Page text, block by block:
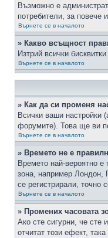
Възможно е
потребители, за повече
Върнете се в началото
» Какво всъщност
Изтрий всички
Върнете се в началото
» Как да си променя
Всички ваши настройки
форумите). Това ще ви
Върнете се в началото
» Времето не е
Времето най-вероятно
зона, например Лондон,
се регистрирали, точно
Върнете се в началото
» Промених часовата
Ако сте сигурни, че сте
отчитат този ефект,